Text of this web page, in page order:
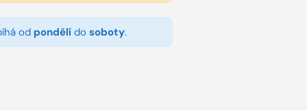
od pondělído soboty.